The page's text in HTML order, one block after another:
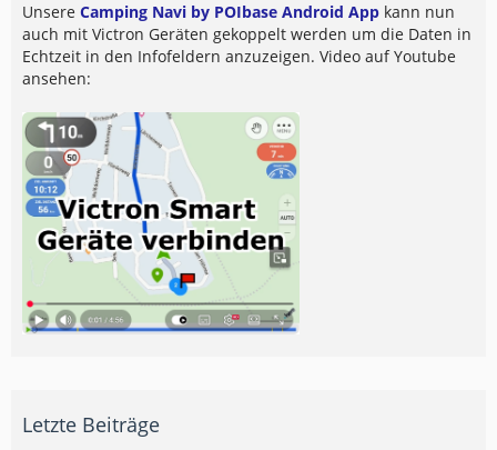
Unsere Camping Navi by POIbase Android App kann nun
auch mit Victron Geräten gekoppelt werden um die Daten in
Echtzeit in den Infofeldern anzuzeigen. Video auf Youtube
ansehen:
Letzte Beiträge